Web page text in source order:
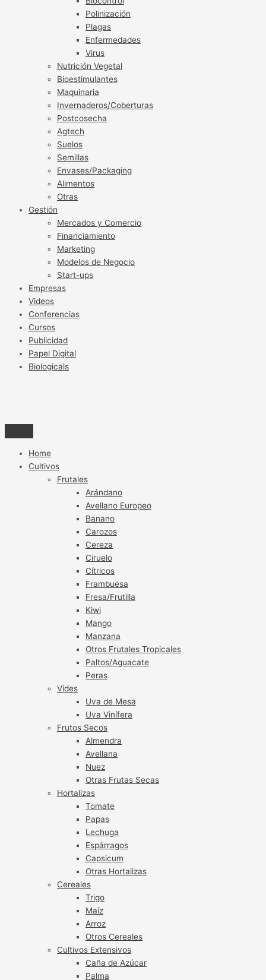
Polinización
Plagas
Enfermedades
Virus
Nutrición Vegetal
Bioestimulantes
Maquinaria
Invernaderos/Coberturas
Postcosecha
Agtech
Suelos
Semillas
Envases/Packaging
Alimentos
Otras
Gestión
Mercados y Comercio
Financiamiento
Marketing
Modelos de Negocio
Start-ups
Empresas
Videos
Conferencias
Cursos
Publicidad
Papel Digital
Biologicals
Home
Cultivos
Frutales
Arándano
Avellano Europeo
Banano
Carozos
Cereza
Ciruelo
Cítricos
Frambuesa
Fresa/Frutilla
Kiwi
Mango
Manzana
Otros Frutales Tropicales
Paltos/Aguacate
Peras
Vides
Uva de Mesa
Uva Vinífera
Frutos Secos
Almendra
Avellana
Nuez
Otras Frutas Secas
Hortalizas
Tomate
Papas
Lechuga
Espárragos
Capsicum
Otras Hortalizas
Cereales
Trigo
Maíz
Arroz
Otros Cereales
Cultivos Extensivos
Caña de Azúcar
Palma